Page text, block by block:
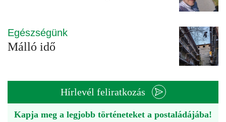
Egészségünk
Málló idő
Hírlevél feliratkozás
Kapja meg a legjobb történeteket a postaládájába!